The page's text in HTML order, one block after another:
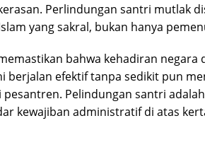
Perlindungan santri mutlak
yang sakral, bukan hanya
bahwa kehadiran
berjalan efektif tanpa sedikit pun
pesantren. Pelindungan santri
kewajiban administratif di atas